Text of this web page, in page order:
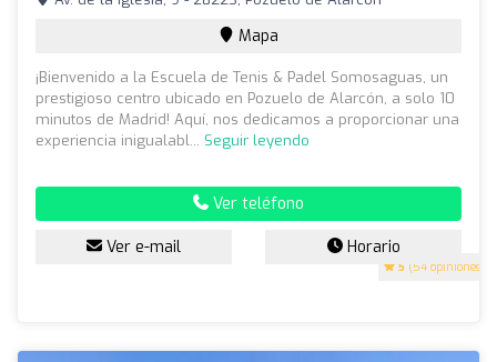
5 (54 opiniones)
Mapa
¡Bienvenido a la Escuela de Tenis & Padel Somosaguas, un
prestigioso centro ubicado en Pozuelo de Alarcón, a solo 10
minutos de Madrid! Aquí, nos dedicamos a proporcionar una
experiencia inigualabl... Seguir leyendo
Ver teléfono
Ver e-mail Horario